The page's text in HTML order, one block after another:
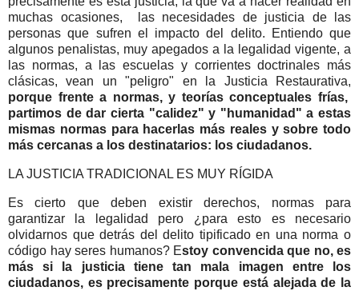
muchas ocasiones, las necesidades de justicia de las
personas que sufren el impacto del delito. Entiendo que
algunos penalistas, muy apegados a la legalidad vigente, a
las normas, a las escuelas y corrientes doctrinales más
clásicas, vean un "peligro" en la Justicia Restaurativa,
porque frente a normas, y teorías conceptuales frías,
partimos de dar cierta "calidez" y "humanidad" a estas
mismas normas para hacerlas más reales y sobre todo
más cercanas a los destinatarios: los ciudadanos.
LA JUSTICIA TRADICIONAL ES MUY RÍGIDA
Es cierto que deben existir derechos, normas para
garantizar la legalidad pero ¿para esto es necesario
olvidarnos que detrás del delito tipificado en una norma o
código hay seres humanos? Estoy convencida que no, es
más si la justicia tiene tan mala imagen entre los
ciudadanos, es precisamente porque está alejada de la